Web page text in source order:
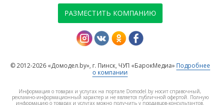
РАЗМЕСТИТЬ КОМПАНИЮ
© 2012-2026 «Домодел.by», г. Пинск, ЧУП «БарокМедиа» Подробнее
о компании
Информация о товарах и услугах на портале Domodel.by носит справочный,
рекламно-информационный характер и не является публичной офертой. Полную
информацию о товарах и услугах можно получить у продавцов-консультантов.